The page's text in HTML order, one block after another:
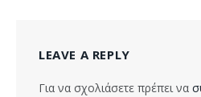
LEAVE A REPLY
Για να σχολιάσετε πρέπει να